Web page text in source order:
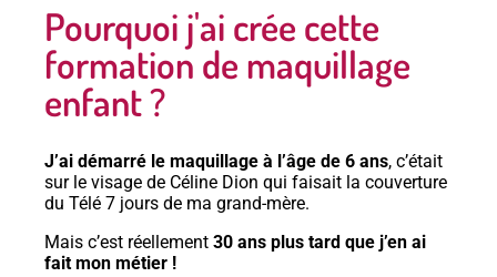
Pourquoi j'ai crée cette
formation de maquillage
enfant ?
J’ai démarré le maquillage à l’âge de 6 ans, c’était
sur le visage de Céline Dion qui faisait la couverture
du Télé 7 jours de ma grand-mère.
Mais c’est réellement 30 ans plus tard que j’en ai
fait mon métier !